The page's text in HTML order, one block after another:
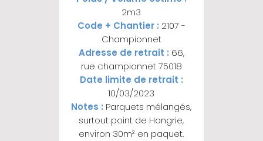
2m3
Code + Chantier : 2107 -
Championnet
Adresse de retrait : 66,
rue championnet 75018
Date limite de retrait :
10/03/2023
Notes : Parquets mélangés,
surtout point de Hongrie,
environ 30m² en paquet.